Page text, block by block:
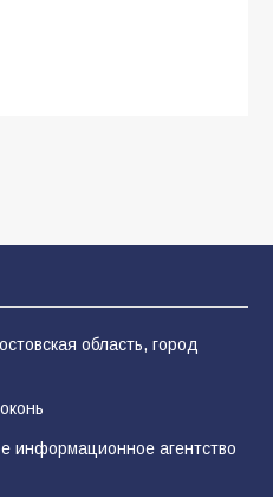
дорожные работы
в ходе
область, город
информационное агентство